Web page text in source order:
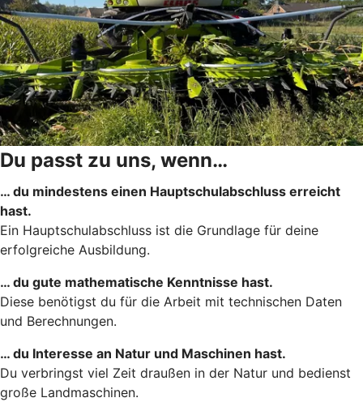
Du passt zu uns, wenn…
… du mindestens einen Hauptschulabschluss erreicht
hast.
Ein Hauptschulabschluss ist die Grundlage für deine
erfolgreiche Ausbildung.
… du gute mathematische Kenntnisse hast.
Diese benötigst du für die Arbeit mit technischen Daten
und Berechnungen.
… du Interesse an Natur und Maschinen hast.
Du verbringst viel Zeit draußen in der Natur und bedienst
große Landmaschinen.